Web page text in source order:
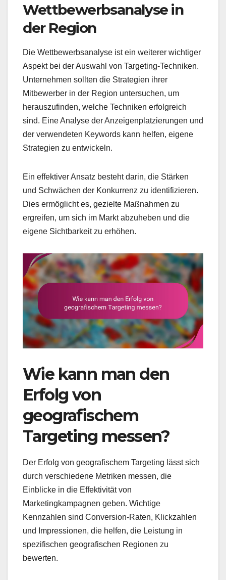
Wettbewerbsanalyse in
der Region
Die Wettbewerbsanalyse ist ein weiterer wichtiger
Aspekt bei der Auswahl von Targeting-Techniken.
Unternehmen sollten die Strategien ihrer
Mitbewerber in der Region untersuchen, um
herauszufinden, welche Techniken erfolgreich
sind. Eine Analyse der Anzeigenplatzierungen und
der verwendeten Keywords kann helfen, eigene
Strategien zu entwickeln.
Ein effektiver Ansatz besteht darin, die Stärken
und Schwächen der Konkurrenz zu identifizieren.
Dies ermöglicht es, gezielte Maßnahmen zu
ergreifen, um sich im Markt abzuheben und die
eigene Sichtbarkeit zu erhöhen.
Wie kann man den
Erfolg von
geografischem
Targeting messen?
Der Erfolg von geografischem Targeting lässt sich
durch verschiedene Metriken messen, die
Einblicke in die Effektivität von
Marketingkampagnen geben. Wichtige
Kennzahlen sind Conversion-Raten, Klickzahlen
und Impressionen, die helfen, die Leistung in
spezifischen geografischen Regionen zu
bewerten.